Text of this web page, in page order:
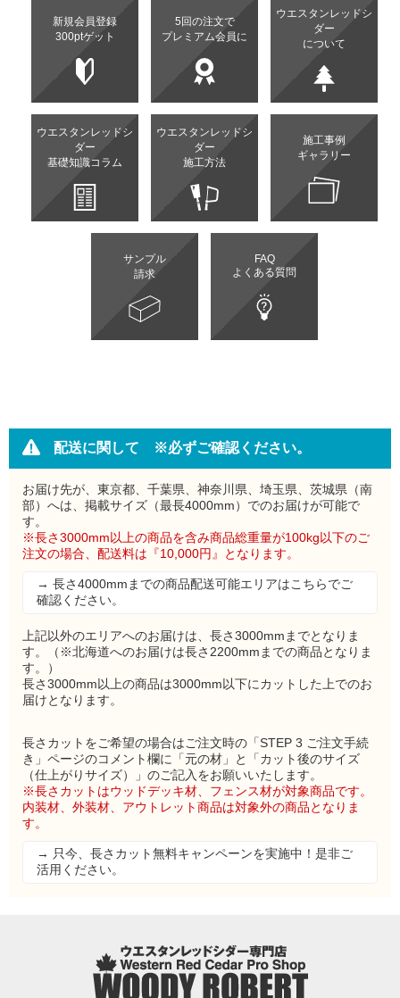
新規会員登録
300ptゲット
5回の注文で
プレミアム会員に
ウエスタンレッドシ
ダー
について
ウエスタンレッドシ
ダー
基礎知識コラム
ウエスタンレッドシ
ダー
施工方法
施工事例
ギャラリー
サンプル
請求
FAQ
よくある質問
配送に関して ※必ずご確認ください。
お届け先が、東京都、千葉県、神奈川県、埼玉県、茨城県（南
部）へは、掲載サイズ（最長4000mm）でのお届けが可能で
す。
※長さ3000mm以上の商品を含み商品総重量が100kg以下のご
注文の場合、配送料は『10,000円』となります。
→ 長さ4000mmまでの商品配送可能エリアはこちらでご
確認ください。
上記以外のエリアへのお届けは、長さ3000mmまでとなりま
す。（※北海道へのお届けは長さ2200mmまでの商品となりま
す。）
長さ3000mm以上の商品は3000mm以下にカットした上でのお
届けとなります。
長さカットをご希望の場合はご注文時の「STEP 3 ご注文手続
き」ページのコメント欄に「元の材」と「カット後のサイズ
（仕上がりサイズ）」のご記入をお願いいたします。
※長さカットはウッドデッキ材、フェンス材が対象商品です。
内装材、外装材、アウトレット商品は対象外の商品となりま
す。
→ 只今、長さカット無料キャンペーンを実施中！是非ご
活用ください。